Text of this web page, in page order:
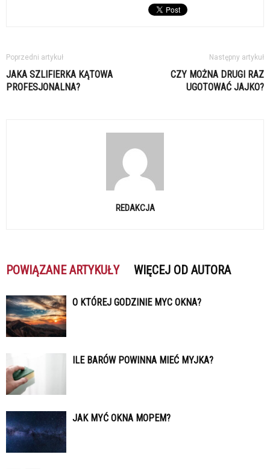
Poprzedni artykuł
JAKA SZLIFIERKA KĄTOWA
PROFESJONALNA?
Następny artykuł
CZY MOŻNA DRUGI RAZ
UGOTOWAĆ JAJKO?
REDAKCJA
POWIĄZANE ARTYKUŁY WIĘCEJ OD AUTORA
O KTÓREJ GODZINIE MYC OKNA?
ILE BARÓW POWINNA MIEĆ MYJKA?
JAK MYĆ OKNA MOPEM?